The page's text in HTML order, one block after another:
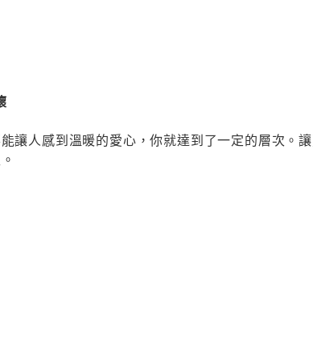
讓人感到溫暖的愛心，你就達到了一定的層次。